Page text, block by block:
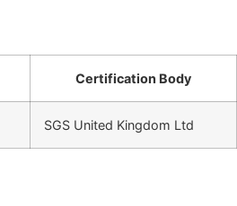
Certification Body
SGS United Kingdom Ltd